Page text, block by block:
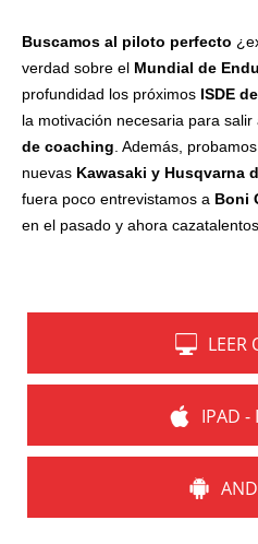
Buscamos al piloto perfecto
verdad sobre el Mundial de
profundidad los próximos ISDE
la motivación necesaria para
de coaching . Además,
nuevas Kawasaki y Husqvarna
fuera poco entrevistamos a Boni
en el pasado y ahora
LEER
IPAD -